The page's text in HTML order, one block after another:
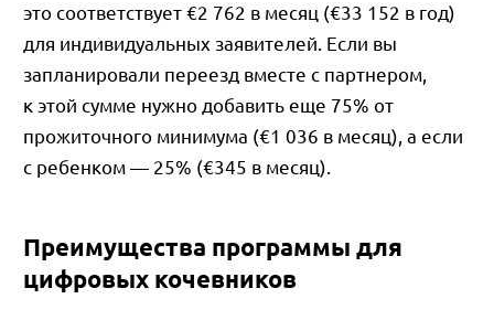
это соответствует €2 762 в месяц (€33 152 в год)
для индивидуальных заявителей. Если вы
запланировали переезд вместе с партнером,
к этой сумме нужно добавить еще 75% от
прожиточного минимума (€1 036 в месяц), а если
с ребенком — 25% (€345 в месяц).
Преимущества программы для
цифровых кочевников